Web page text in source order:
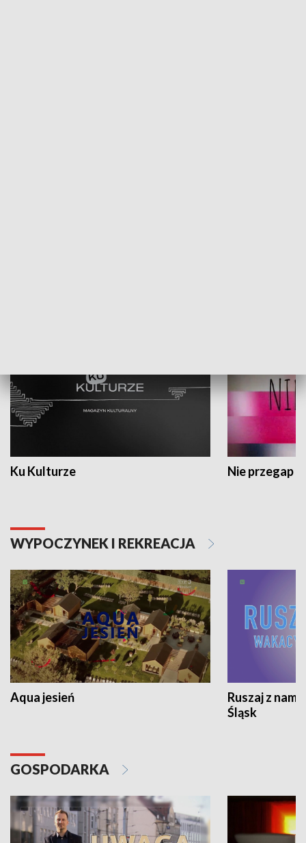
Ku Kulturze Nie przegap
WYPOCZYNEK I REKREACJA
Aqua jesień
Ruszaj z
Śląsk
GOSPODARKA